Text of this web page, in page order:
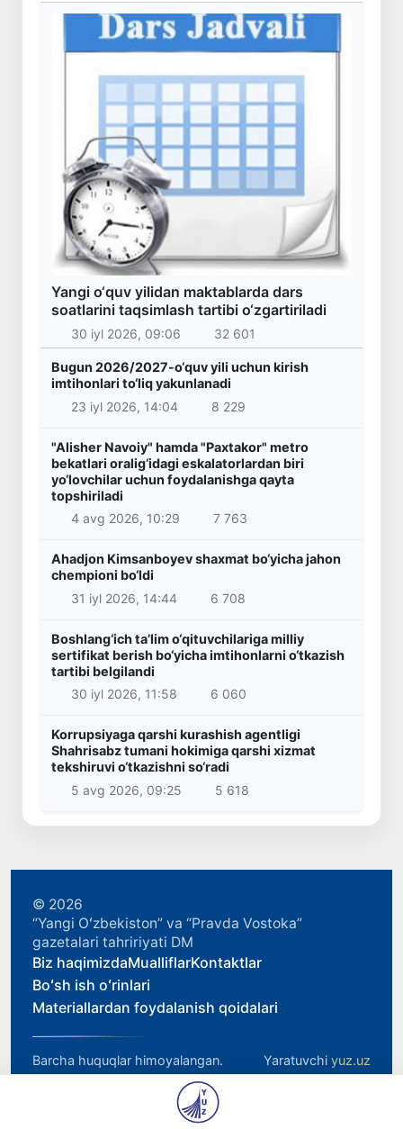
Yangi o‘quv yilidan maktablarda dars
soatlarini taqsimlash tartibi o‘zgartiriladi
30 iyl 2026, 09:06 32 601
Bugun 2026/2027-o‘quv yili uchun kirish
imtihonlari to‘liq yakunlanadi
23 iyl 2026, 14:04
8 229
"Alisher Navoiy" hamda "Paxtakor" metro
bekatlari oralig‘idagi eskalatorlardan biri
yo‘lovchilar uchun foydalanishga qayta
topshiriladi
4 avg 2026, 10:29
7 763
Ahadjon Kimsanboyev shaxmat bo‘yicha jahon
chempioni bo‘ldi
31 iyl 2026, 14:44
6 708
Boshlang‘ich ta’lim o‘qituvchilariga milliy
sertifikat berish bo‘yicha imtihonlarni o‘tkazish
tartibi belgilandi
30 iyl 2026, 11:58
6 060
Korrupsiyaga qarshi kurashish agentligi
Shahrisabz tumani hokimiga qarshi xizmat
tekshiruvi o‘tkazishni so‘radi
5 avg 2026, 09:25
5 618
© 2026
“Yangi Oʻzbekiston” va “Pravda Vostoka”
gazetalari tahririyati DM
Biz haqimizdaMualliflarKontaktlar
Boʻsh ish oʻrinlari
Materiallardan foydalanish qoidalari
Barcha huquqlar himoyalangan. Yaratuvchi yuz.uz